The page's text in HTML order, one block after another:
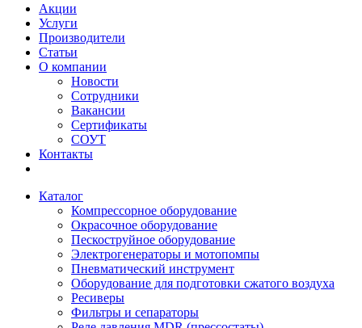
Акции
Услуги
Производители
Статьи
О компании
Новости
Сотрудники
Вакансии
Сертификаты
СОУТ
Контакты
Каталог
Компрессорное оборудование
Окрасочное оборудование
Пескоструйное оборудование
Электрогенераторы и мотопомпы
Пневматический инструмент
Оборудование для подготовки сжатого воздуха
Ресиверы
Фильтры и сепараторы